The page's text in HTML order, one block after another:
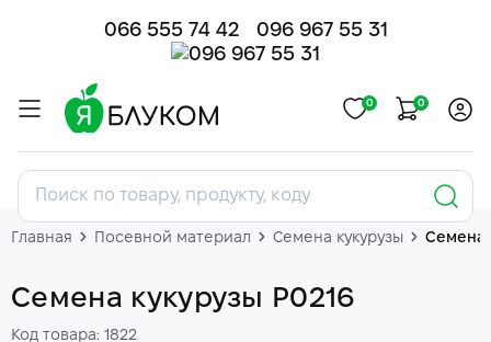
066 555 74 42 096 967 55 31
0 0
Главная Посевной материал Семена кукурузы Семена
Семена кукурузы P0216
Код товара: 1822